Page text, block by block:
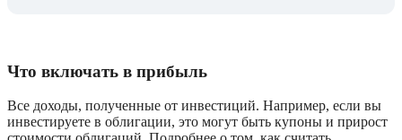
Что включать в прибыль
Все доходы, полученные от инвестиций. Например, если вы
инвестируете в облигации, это могут быть купоны и прирост